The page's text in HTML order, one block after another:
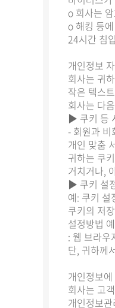
ο 회사는
ο 해킹 등
24시간 침
개인정보
회사는 귀
작은 텍스
회사는 다
▶ 쿠키 등
- 회원과 비
개인 맞춤
귀하는 쿠
거치거나,
▶ 쿠키 설
예: 쿠키 설
쿠키의 저
설정방법
: 웹 브라우
단, 귀하께
개인정보
회사는 고
개인정보